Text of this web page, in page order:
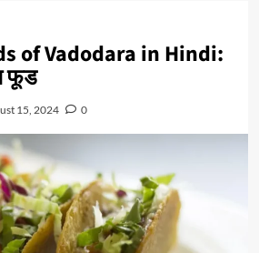
of Vadodara in Hindi:
फूड
15, 2024 0